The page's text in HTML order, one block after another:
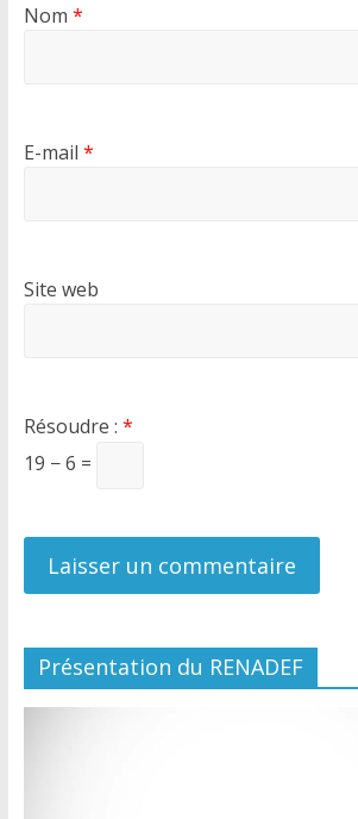
Nom *
E-mail *
Site web
Résoudre : *
19 − 6 =
Présentation du RENADEF